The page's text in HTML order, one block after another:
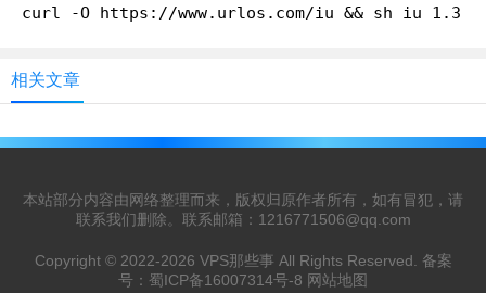
curl -O https://www.urlos.com/iu && sh iu
相关文章
本站部分内容由网络整理而来，版权归原作者所有，如有冒犯，请
联系我们删除。联系邮箱： 1216771506@qq.com
Copyright © 2022-2026 VPS那些事 All Rights Reserved. 备案
号： 蜀ICP备16007314号-8 网站地图